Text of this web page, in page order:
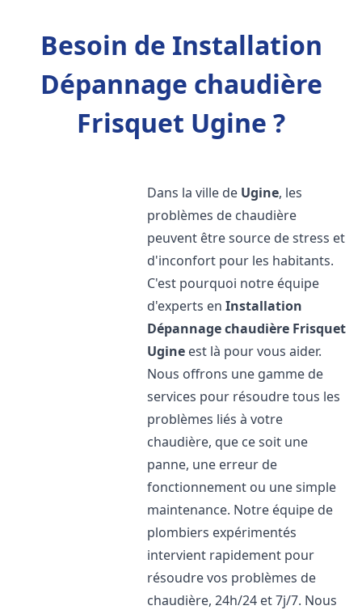
Besoin de Installation
Dépannage chaudière
Frisquet Ugine ?
Dans la ville de Ugine, les
problèmes de chaudière
peuvent être source de stress et
d'inconfort pour les habitants.
C'est pourquoi notre équipe
d'experts enInstallation
Dépannage chaudière Frisquet
Ugine est là pour vous aider.
Nous offrons une gamme de
services pour résoudre tous les
problèmes liés à votre
chaudière, que ce soit une
panne, une erreur de
fonctionnement ou une simple
maintenance. Notre équipe de
plombiers expérimentés
intervient rapidement pour
résoudre vos problèmes de
chaudière, 24h/24 et 7j/7. Nous